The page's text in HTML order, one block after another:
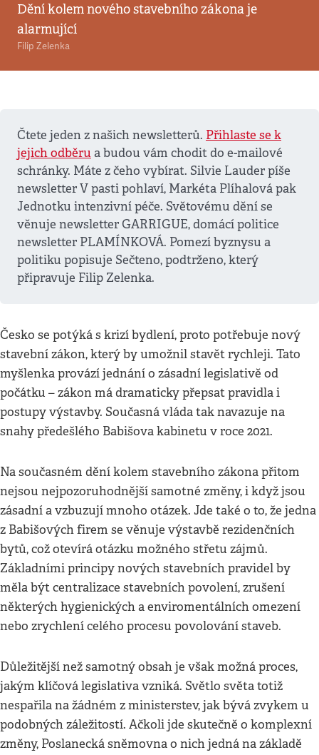
Dění kolem nového stavebního zákona je
alarmující
Filip Zelenka
Čtete jeden z našich newsletterů. Přihlaste se k
jejich odběru a budou vám chodit do e-mailové
schránky. Máte z čeho vybírat. Silvie Lauder píše
newsletter V pasti pohlaví, Markéta Plíhalová pak
Jednotku intenzivní péče. Světovému dění se
věnuje newsletter GARRIGUE, domácí politice
newsletter PLAMÍNKOVÁ. Pomezí byznysu a
politiku popisuje Sečteno, podtrženo, který
připravuje Filip Zelenka.
Česko se potýká s krizí bydlení, proto potřebuje nový
stavební zákon, který by umožnil stavět rychleji. Tato
myšlenka provází jednání o zásadní legislativě od
počátku – zákon má dramaticky přepsat pravidla i
postupy výstavby. Současná vláda tak navazuje na
snahy předešlého Babišova kabinetu v roce 2021.
Na současném dění kolem stavebního zákona přitom
nejsou nejpozoruhodnější samotné změny, i když jsou
zásadní a vzbuzují mnoho otázek. Jde také o to, že jedna
z Babišových firem se věnuje výstavbě rezidenčních
bytů, což otevírá otázku možného střetu zájmů.
Základními principy nových stavebních pravidel by
měla být centralizace stavebních povolení, zrušení
některých hygienických a enviromentálních omezení
nebo zrychlení celého procesu povolování staveb.
Důležitější než samotný obsah je však možná proces,
jakým klíčová legislativa vzniká. Světlo světa totiž
nespařila na žádném z ministerstev, jak bývá zvykem u
podobných záležitostí. Ačkoli jde skutečně o komplexní
změny, Poslanecká sněmovna o nich jedná na základě